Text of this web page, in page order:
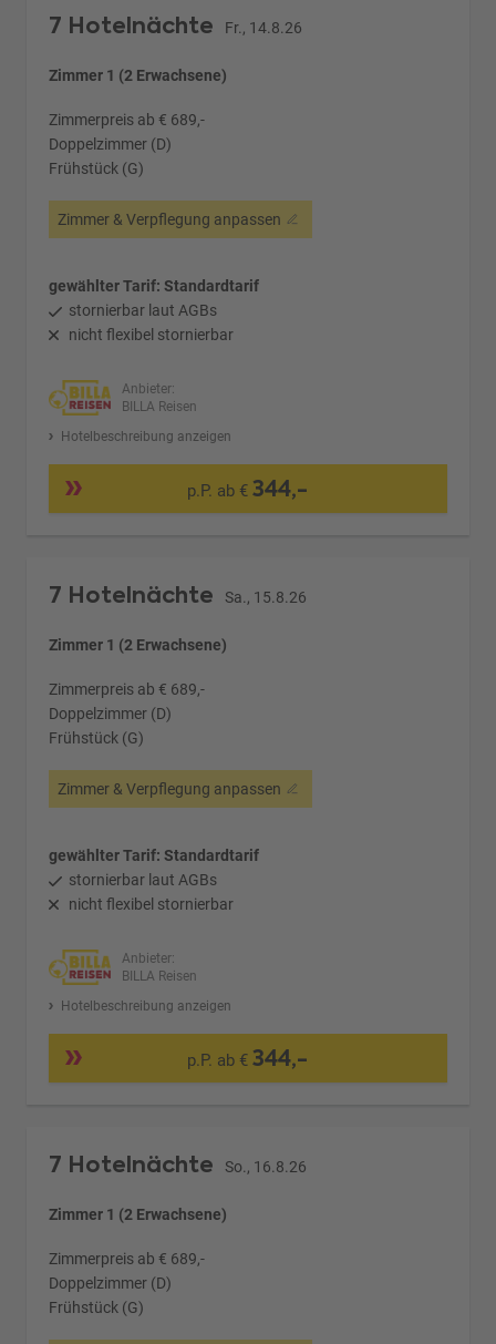
7 Hotelnächte Fr., 14.8.26
Zimmer 1 (2 Erwachsene)
Zimmerpreis ab € 689,-
Doppelzimmer (D)
Frühstück (G)
Zimmer & Verpflegung anpassen
gewählter Tarif: Standardtarif
stornierbar laut AGBs
nicht flexibel stornierbar
Anbieter:
BILLA Reisen
Hotelbeschreibung anzeigen
p.P. ab €344,-
7 Hotelnächte Sa., 15.8.26
Zimmer 1 (2 Erwachsene)
Zimmerpreis ab € 689,-
Doppelzimmer (D)
Frühstück (G)
Zimmer & Verpflegung anpassen
gewählter Tarif: Standardtarif
stornierbar laut AGBs
nicht flexibel stornierbar
Anbieter:
BILLA Reisen
Hotelbeschreibung anzeigen
p.P. ab €344,-
7 Hotelnächte So., 16.8.26
Zimmer 1 (2 Erwachsene)
Zimmerpreis ab € 689,-
Doppelzimmer (D)
Frühstück (G)